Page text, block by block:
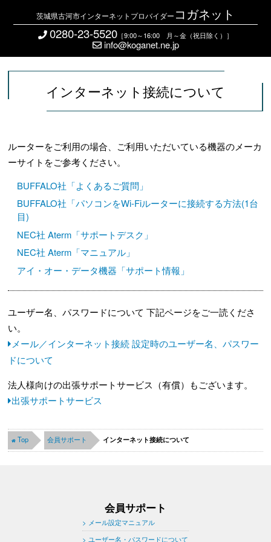
茨城県古河市インターネットプロバイダー コガネット
0280-23-5520 ［9:00～16:00 月～金（祝日除く）］
info@koganet.ne.jp
インターネット接続について
ルーターをご利用の場合、ご利用いただいている機器のメーカ
ーサイトをご参考ください。
BUFFALO社「よくあるご質問」
BUFFALO社「パソコンをWi-Fiルーターに接続する方法(1台
目)
NEC社 Aterm「サポートデスク」
NEC社 Aterm「マニュアル」
アイ・オー・データ機器「サポート情報」
ユーザー名、パスワードについて 下記ページをご一読くださ
い。
メール／インターネット接続 設定時のユーザー名、パスワー
ドについて
法人様向けの出張サポートサービス（有償）もございます。
出張サポートサービス
Top 会員サポート インターネット接続について
会員サポート
メール設定マニュアル
ユーザー名・パスワードについて